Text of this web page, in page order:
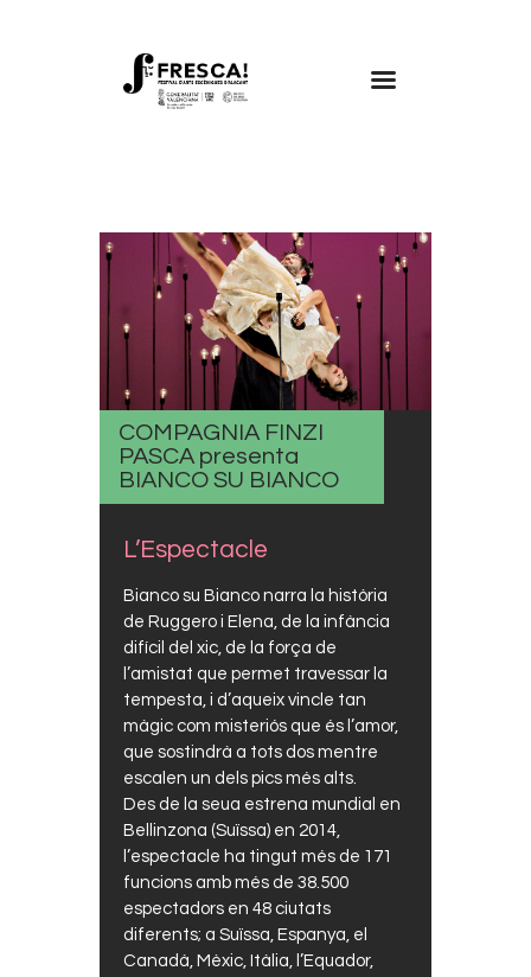
Contacte
VAL
COMPAGNIA FINZI
PASCA presenta
BIANCO SU BIANCO
L’Espectacle
Bianco su Bianco narra la història
de Ruggero i Elena, de la infància
difícil del xic, de la força de
l’amistat que permet travessar la
tempesta, i d’aqueix vincle tan
màgic com misteriós que és l’amor,
que sostindrà a tots dos mentre
escalen un dels pics més alts.
Des de la seua estrena mundial en
Bellinzona (Suïssa) en 2014,
l’espectacle ha tingut més de 171
funcions amb més de 38.500
espectadors en 48 ciutats
diferents; a Suïssa, Espanya, el
Canadà, Mèxic, Itàlia, l’Equador,